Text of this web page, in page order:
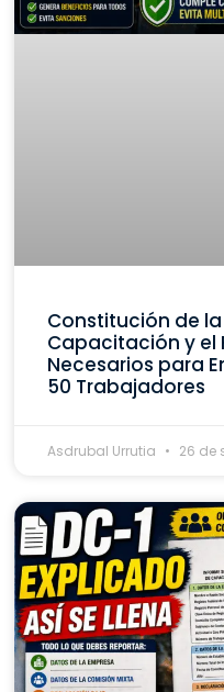
Constitución de
Capacitación y el
Necesarios para
50 Trabajadores
Asdrubal Urrutia 26 de